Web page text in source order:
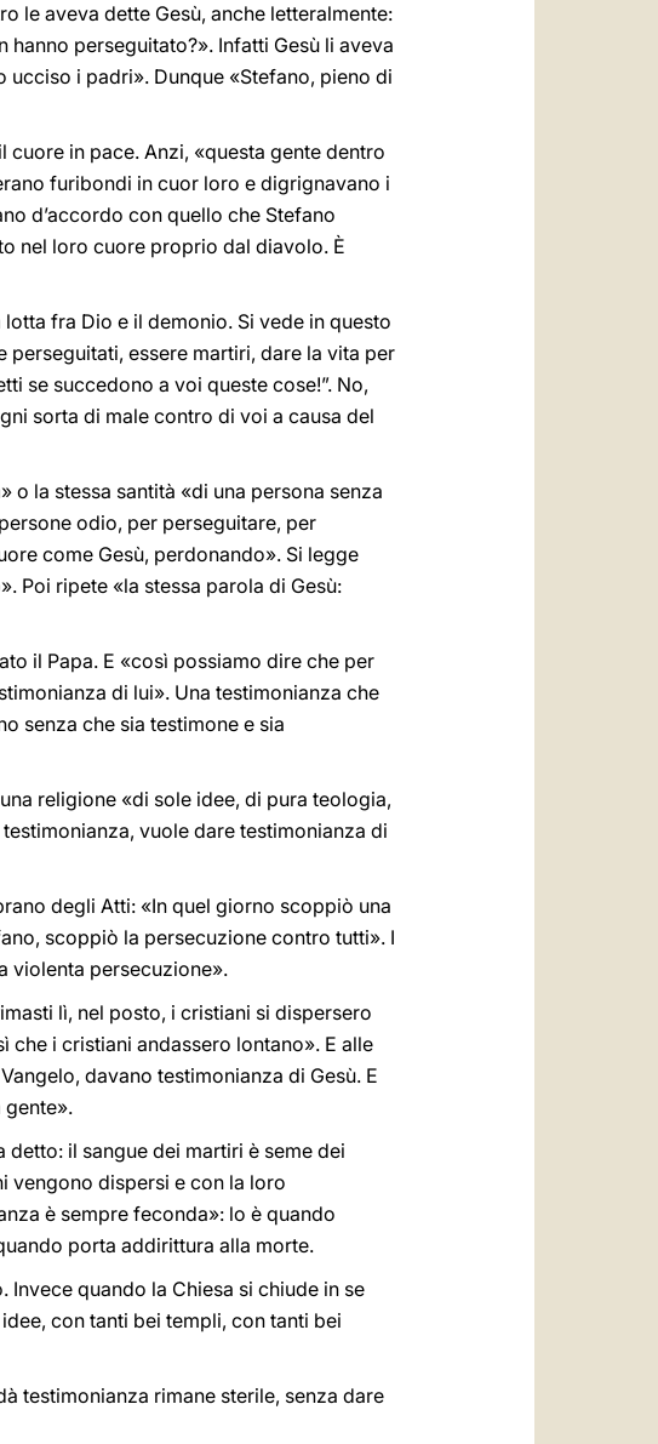
le aveva dette Gesù, anche letteralmente:
perseguitato?». Infatti Gesù li aveva
i padri». Dunque «Stefano, pieno di
in pace. Anzi, «questa gente dentro
furibondi in cuor loro e digrignavano i
d’accordo con quello che Stefano
nel loro cuore proprio dal diavolo. È
fra Dio e il demonio. Si vede in questo
perseguitati, essere martiri, dare la vita per
se succedono a voi queste cose!”. No,
sorta di male contro di voi a causa del
o la stessa santità «di una persona senza
odio, per perseguitare, per
come Gesù, perdonando». Si legge
Poi ripete «la stessa parola di Gesù:
il Papa. E «così possiamo dire che per
di lui». Una testimonianza che
senza che sia testimone e sia
religione «di sole idee, di pura teologia,
vuole dare testimonianza di
degli Atti: «In quel giorno scoppiò una
scoppiò la persecuzione contro tutti». I
violenta persecuzione».
lì, nel posto, i cristiani si dispersero
che i cristiani andassero lontano». E alle
davano testimonianza di Gesù. E
gente».
il sangue dei martiri è seme dei
vengono dispersi e con la loro
è sempre feconda»: lo è quando
porta addirittura alla morte.
quando la Chiesa si chiude in se
con tanti bei templi, con tanti bei
testimonianza rimane sterile, senza dare